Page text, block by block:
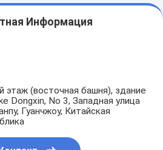
Информация
этаж (восточная башня), здание
Dongxin, No 3, Западная улица
Гуанчжоу, Китайская